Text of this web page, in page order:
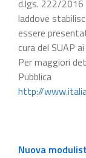
d.lgs. 222/2016
laddove
essere
cura del SUAP ai
Per maggiori
Pubblica
http://
Nuova